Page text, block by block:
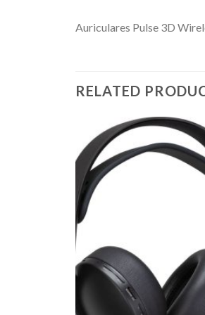
Auriculares Pulse 3D
RELATED